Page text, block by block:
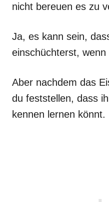
nicht bereuen es zu
Ja, es kann sein,
einschüchterst,
Aber nachdem das
du feststellen, dass
kennen lernen könnt.